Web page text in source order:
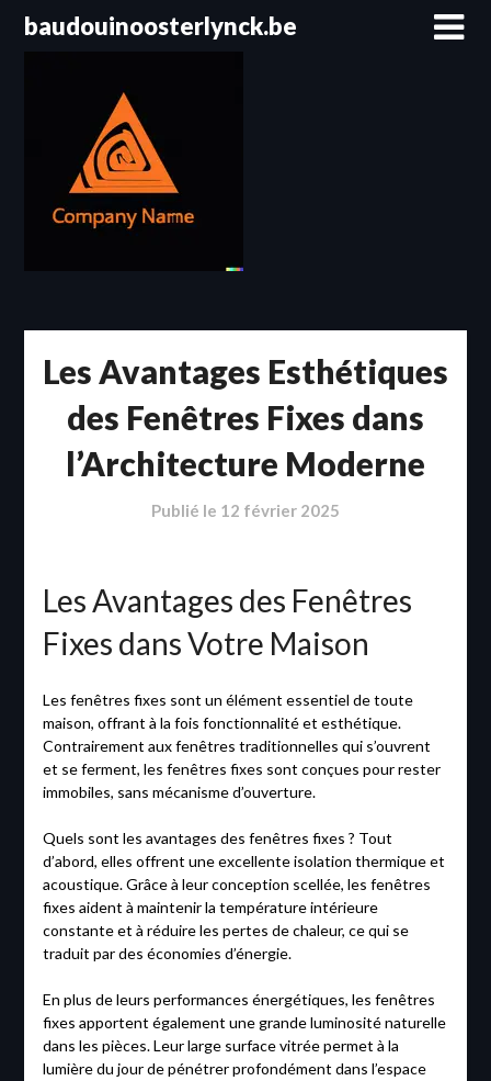
Passerbaudouinoosterlynck.be
Les Avantages Esthétiques
des Fenêtres Fixes dans
l’Architecture Moderne
Publié le 12 février 2025
Les Avantages des Fenêtres
Fixes dans Votre Maison
Les fenêtres fixes sont un élément essentiel de toute
maison, offrant à la fois fonctionnalité et esthétique.
Contrairement aux fenêtres traditionnelles qui s’ouvrent
et se ferment, les fenêtres fixes sont conçues pour rester
immobiles, sans mécanisme d’ouverture.
Quels sont les avantages des fenêtres fixes ? Tout
d’abord, elles offrent une excellente isolation thermique et
acoustique. Grâce à leur conception scellée, les fenêtres
fixes aident à maintenir la température intérieure
constante et à réduire les pertes de chaleur, ce qui se
traduit par des économies d’énergie.
En plus de leurs performances énergétiques, les fenêtres
fixes apportent également une grande luminosité naturelle
dans les pièces. Leur large surface vitrée permet à la
lumière du jour de pénétrer profondément dans l’espace